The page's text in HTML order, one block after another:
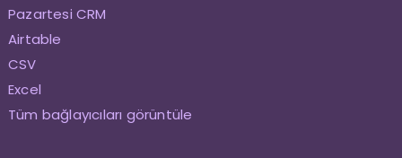
Pazartesi CRM
Airtable
CSV
Excel
Tüm bağlayıcıları görüntüle